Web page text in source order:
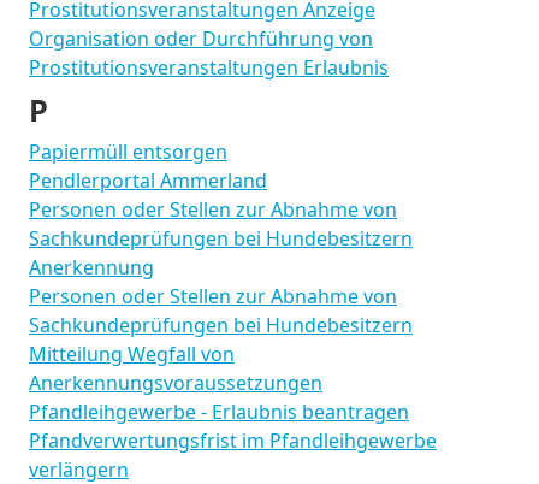
Prostitutionsveranstaltungen Anzeige
Organisation oder Durchführung von
Prostitutionsveranstaltungen Erlaubnis
P
Papiermüll entsorgen
Pendlerportal Ammerland
Personen oder Stellen zur Abnahme von
Sachkundeprüfungen bei Hundebesitzern
Anerkennung
Personen oder Stellen zur Abnahme von
Sachkundeprüfungen bei Hundebesitzern
Mitteilung Wegfall von
Anerkennungsvoraussetzungen
Pfandleihgewerbe - Erlaubnis beantragen
Pfandverwertungsfrist im Pfandleihgewerbe
verlängern